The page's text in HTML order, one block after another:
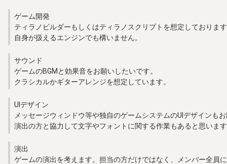
ゲーム開発
ティラノビルダーもしくはティラノスクリプトを想定しておりま
自身が扱えるエンジンでも構いません。
サウンド
ゲームのBGMと効果音をお願いしたいです。
クラシカルかギターアレンジを想定しています。
UIデザイン
メッセージウィンドウ等や独自のゲームシステムのUIデザインも
演出の方と協力して文字やフォントに関する作業もあると思いま
演出
ゲームの演出を考えます。担当の方だけではなく、メンバー全員